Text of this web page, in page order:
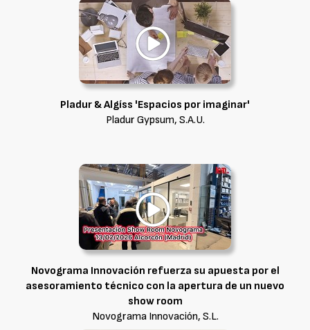
Pladur & Algíss 'Espacios por imaginar'
Pladur Gypsum, S.A.U.
Novograma Innovación refuerza su apuesta por el
asesoramiento técnico con la apertura de un nuevo
show room
Novograma Innovación, S.L.